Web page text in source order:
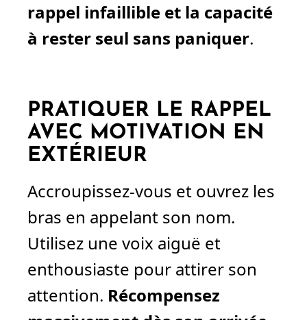
rappel infaillible et la capacité
à rester seul sans paniquer.
PRATIQUER LE RAPPEL
AVEC MOTIVATION EN
EXTÉRIEUR
Accroupissez-vous et ouvrez les
bras en appelant son nom.
Utilisez une voix aiguë et
enthousiaste pour attirer son
attention. Récompensez